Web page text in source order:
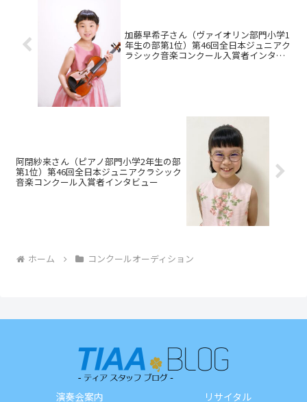
加藤早希子さん（ヴァイオリン部門小学1
年生の部第1位）第46回全日本ジュニアク
ラシック音楽コンクール入賞者インタビ
阿閉紗来さん（ピアノ部門小学2年生の部
第1位）第46回全日本ジュニアクラシック
音楽コンクール入賞者インタビュー
ホーム コンクールオーディション
演奏会案内 リサイタル